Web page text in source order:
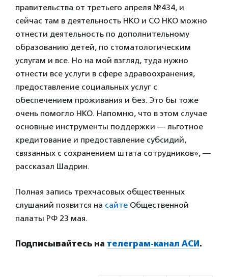
правительства от третьего апреля №434, и
сейчас там в деятельность НКО и СО НКО можно
отнести деятельность по дополнительному
образованию детей, по стоматологическим
услугам и все. Но на мой взгляд, туда нужно
отнести все услуги в сфере здравоохранения,
предоставление социальных услуг с
обеспечением проживания и без. Это бы тоже
очень помогло НКО. Напомню, что в этом случае
основные инструменты поддержки — льготное
кредитование и предоставление субсидий,
связанных с сохранением штата сотрудников», —
рассказал Шадрин.
Полная запись трехчасовых общественных
слушаний появится на сайте Общественной
палаты РФ 23 мая.
Подписывайтесь на телеграм-канал АСИ.